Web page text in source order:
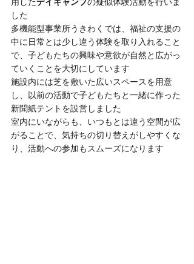
用したデイキャンプの疑似体験活動を行いま
した
多機能型事業所うきわくでは、福祉の支援の
中に日常とは少し違う体験を取り入れること
で、子どもたちの興味や意欲が自然と広がっ
ていくことを大切にしています
施設内には芝を敷いた広いスペースを用意
し、以前の活動で子どもたちと一緒に作った
新聞紙テントを設営しました
室内にいながらも、いつもとは違う空間が広
がることで、気持ちの切り替えがしやすくな
り、活動への参加もスムーズになります